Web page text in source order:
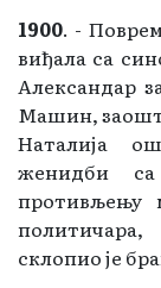
1900. -
виђала са
Александар
Машин,
Наталија
женидби
противљењу
склопио је